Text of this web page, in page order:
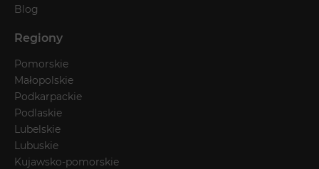
Blog
Regiony
Pomorskie
Małopolskie
Podkarpackie
Podlaskie
Lubelskie
Lubuskie
Kujawsko-pomorskie